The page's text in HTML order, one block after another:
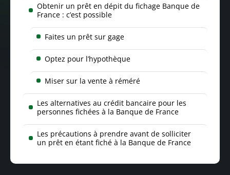
Obtenir un prêt en dépit du fichage Banque de
France : c’est possible
Faites un prêt sur gage
Optez pour l’hypothèque
Miser sur la vente à réméré
Les alternatives au crédit bancaire pour les
personnes fichées à la Banque de France
Les précautions à prendre avant de solliciter
un prêt en étant fiché à la Banque de France